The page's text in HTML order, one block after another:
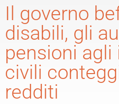
Il governo
disabili, gli
pensioni agli
civili
redditi